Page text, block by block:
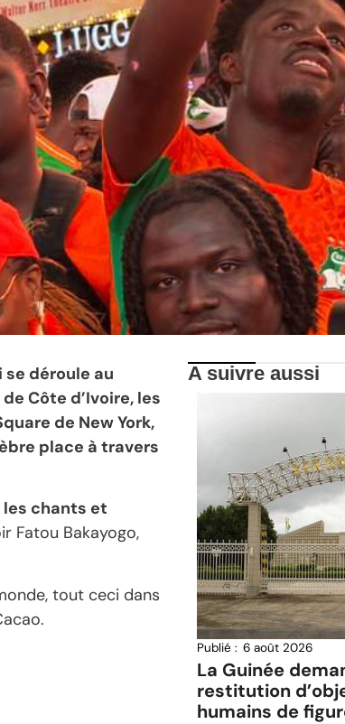
déroule au
Côte d’Ivoire, les
de New York,
place à travers
les chants et
Fatou Bakayogo,
tout ceci dans
A suivre aussi
Publié : 6 août 2026
La Guinée
restitution
humains de